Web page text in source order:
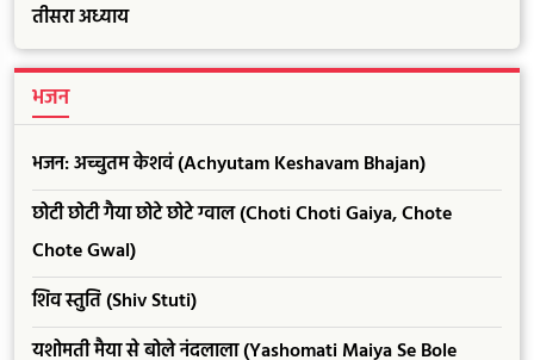
तीसरा अध्याय
भजन
भजन: अच्चुतम केशवं (Achyutam Keshavam Bhajan)
छोटी छोटी गैया छोटे छोटे ग्वाल (Choti Choti Gaiya, Chote
Chote Gwal)
शिव स्तुति (Shiv Stuti)
यशोमती मैया से बोले नंदलाला (Yashomati Maiya Se Bole